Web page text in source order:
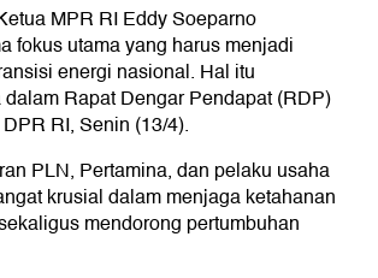
MPR RI Eddy Soeparno
fokus utama yang harus menjadi
energi nasional. Hal itu
Rapat Dengar Pendapat (RDP)
RI, Senin (13/4).
PLN, Pertamina, dan pelaku usaha
krusial dalam menjaga ketahanan
mendorong pertumbuhan